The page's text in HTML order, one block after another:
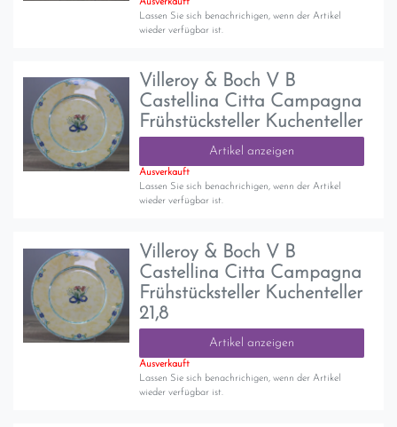
Ausverkauft
Lassen Sie sich benachrichigen, wenn der Artikel
wieder verfügbar ist.
Villeroy & Boch V B
Castellina Citta Campagna
Frühstücksteller Kuchenteller
Artikel anzeigen
Ausverkauft
Lassen Sie sich benachrichigen, wenn der Artikel
wieder verfügbar ist.
Villeroy & Boch V B
Castellina Citta Campagna
Frühstücksteller Kuchenteller
21,8
Artikel anzeigen
Ausverkauft
Lassen Sie sich benachrichigen, wenn der Artikel
wieder verfügbar ist.